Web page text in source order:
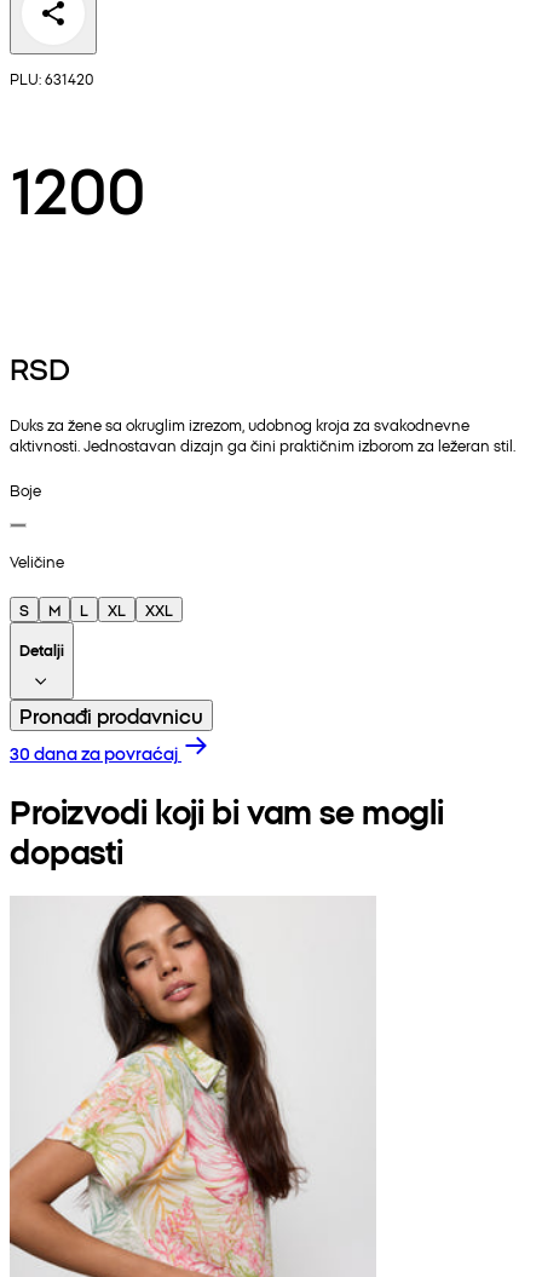
PLU: 631420
1200
RSD
Duks za žene sa okruglim izrezom, udobnog kroja za svakodnevne
aktivnosti. Jednostavan dizajn ga čini praktičnim izborom za ležeran stil.
Boje
Veličine
S M L XL
XXL
Detalji
Pronađi prodavnicu
30 dana za povraćaj
Proizvodi koji bi vam se mogli
dopasti